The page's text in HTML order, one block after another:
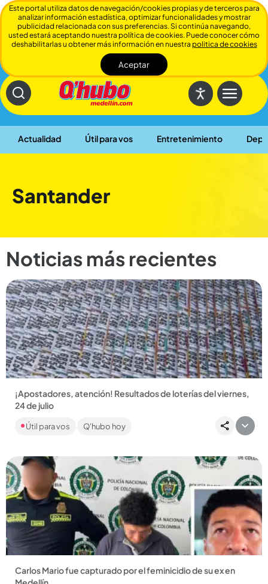
Actualidad Útil para vos Entretenimiento
Cerrar
Santander
Noticias más recientes
¡Apostadores, atención! Resultados de loterías del viernes,
24 de julio
Medellín, Risaralda y Santander, además de MiLoto y
Útil para vos Q'hubo hoy
Compartir Noticia
Carlos Mario fue capturado por el feminicidio de su ex en
Este portal utiliza datos de navegación/cookies propias y de terceros para
analizar información estadística, optimizar funcionalidades y mostrar
publicidad relacionada con sus preferencias. Si continúa navegando,
usted estará aceptando nuestra política de cookies. Puede conocer cómo
deshabilitarlas u obtener más información en nuestra politica de cookies
Aceptar